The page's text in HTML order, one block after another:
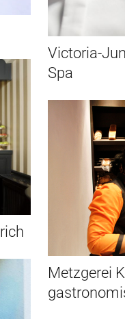
Victoria-
Spa
Metzgerei